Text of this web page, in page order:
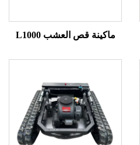
ماكينة قص العشب L1000